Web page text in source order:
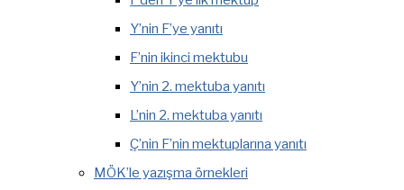
Y’nin F’ye yanıtı
F’nin ikinci mektubu
Y’nin 2. mektuba yanıtı
L’nin 2. mektuba yanıtı
Ç’nin F’nin mektuplarına yanıtı
MÖK’le yazışma örnekleri